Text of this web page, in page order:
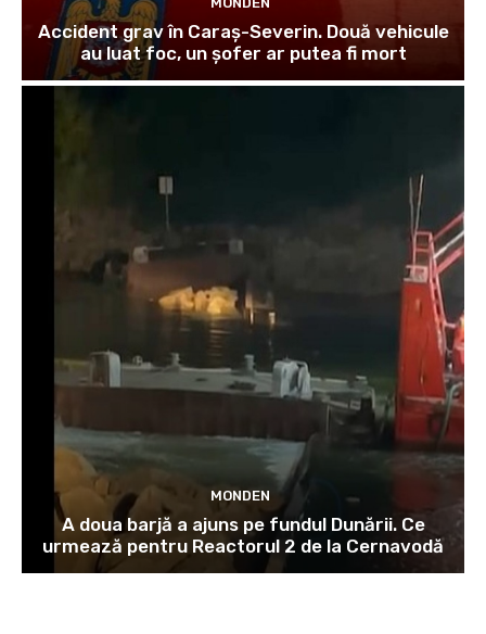
Accident grav în Caraș-Severin. Două vehicule
au luat foc, un șofer ar putea fi mort
MONDEN
A doua barjă a ajuns pe fundul Dunării. Ce
urmează pentru Reactorul 2 de la Cernavodă